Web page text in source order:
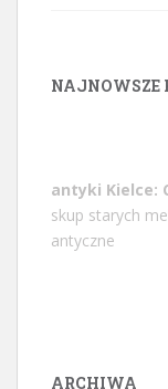
NAJNOWSZE
antyki Kielce:
skup starych
antyczne
ARCHIWA